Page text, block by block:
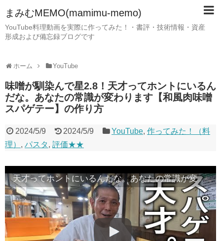
まみむMEMO(mamimu-memo)
YouTube料理動画を実際に作ってみた！・書評・技術情報・資産
形成および備忘録ブログです
ホーム YouTube
味噌が馴染んで星2.8！天才ってホントにいるん
だな。あなたの常識が変わります【和風肉味噌
スパゲテー】の作り方
2024/5/9 2024/5/9 YouTube,作ってみた！（料
理） , パスタ, 評価★★
天才ってホントにいるんだな。あなたの常識が変わります【和風肉味噌スパゲテー】の作り方